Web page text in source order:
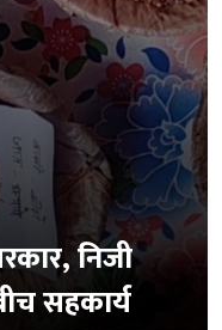
निजी
सहकार्य